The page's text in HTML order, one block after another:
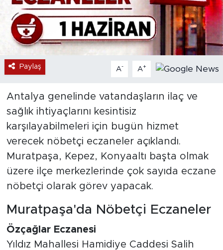
Paylaş A- A+
Antalya genelinde vatandaşların ilaç ve
sağlık ihtiyaçlarını kesintisiz
karşılayabilmeleri için bugün hizmet
verecek nöbetçi eczaneler açıklandı.
Muratpaşa, Kepez, Konyaaltı başta olmak
üzere ilçe merkezlerinde çok sayıda eczane
nöbetçi olarak görev yapacak.
Muratpaşa'da Nöbetçi Eczaneler
Özçağlar Eczanesi
Yıldız Mahallesi Hamidiye Caddesi Salih